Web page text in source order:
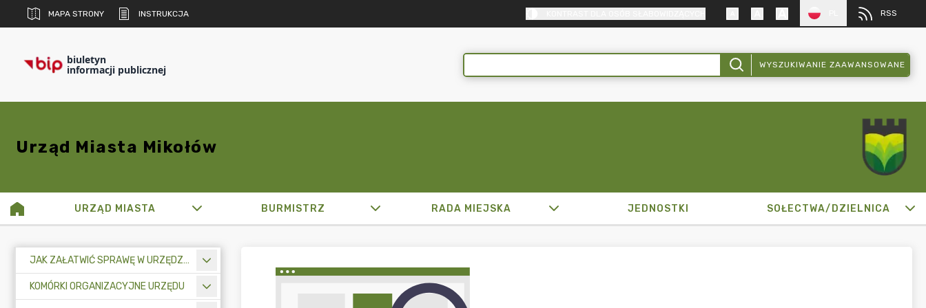
MAPA STRONY INSTRUKCJA RSS
biuletyn
informacji publicznej WYSZUKIWANIE ZAAWANSOWANE
Urząd Miasta Mikołów
URZĄD MIASTA BURMISTRZ RADA MIEJSKA JEDNOSTKI SOŁECTWA/DZIELNICA
JAK ZAŁATWIĆ SPRAWĘ W URZĘDZIE MIASTA
KOMÓRKI ORGANIZACYJNE URZĘDU